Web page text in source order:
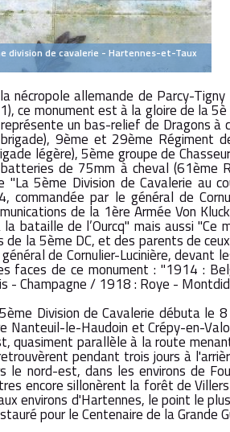
division de cavalerie - Hartennes-et-Taux
nécropole allemande de Parcy-
ce monument est à la gloire de la
un bas-relief de Dragons
9ème et 29ème Régiment
légère), 5ème groupe de
de 75mm à cheval
"La 5ème Division de Cavalerie
commandée par le général de
de la 1ère Armée Von
la bataille de l’Ourcq" mais aussi
de la 5ème DC, et des parents de
de Cornulier-Lucinière, devant
faces de ce monument : "1914 :
- Champagne / 1918 : Roye -
Division de Cavalerie débuta le
Nanteuil-le-Haudoin et Crépy-en-
quasiment parallèle à la route
pendant trois jours à
le nord-est, dans les environs de
encore sillonèrent la forêt de
environs d'Hartennes, le point le
pour le Centenaire de la Grande